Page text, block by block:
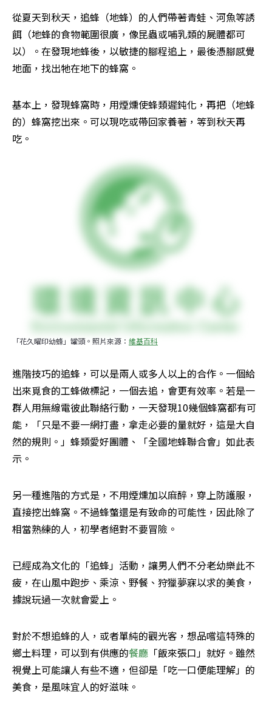
從夏天到秋天，追蜂（地蜂）的人們帶著青蛙、河魚等誘
餌（地蜂的食物範圍很廣，像昆蟲或哺乳類的屍體都可
以）。在發現地蜂後，以敏捷的腳程追上，最後憑腳感覺
地面，找出牠在地下的蜂窩。
基本上，發現蜂窩時，用煙燻使蜂類遲鈍化，再把（地蜂
的）蜂窩挖出來。可以現吃或帶回家養著，等到秋天再
吃。
「花久曜印幼蜂」罐頭。照片來源： 維基百科
進階技巧的追蜂，可以是兩人或多人以上的合作。一個給
出來覓食的工蜂做標記，一個去追，會更有效率。若是一
群人用無線電彼此聯絡行動，一天發現10幾個蜂窩都有可
能，「只是不要一網打盡，拿走必要的量就好，這是大自
然的規則。」蜂類愛好團體、「全國地蜂聯合會」如此表
示。
另一種進階的方式是，不用煙燻加以麻醉，穿上防護服，
直接挖出蜂窩。不過蜂螫還是有致命的可能性，因此除了
相當熟練的人，初學者絕對不要冒險。
已經成為文化的「追蜂」活動，讓男人們不分老幼樂此不
疲，在山風中跑步、乘涼、野餐、狩獵夢寐以求的美食，
據說玩過一次就會愛上。
對於不想追蜂的人，或者單純的觀光客，想品嚐這特殊的
鄉土料理，可以到有供應的餐廳 「飯來張口」就好。雖然
視覺上可能讓人有些不適，但卻是「吃一口便能理解」的
美食，是風味宜人的好滋味。